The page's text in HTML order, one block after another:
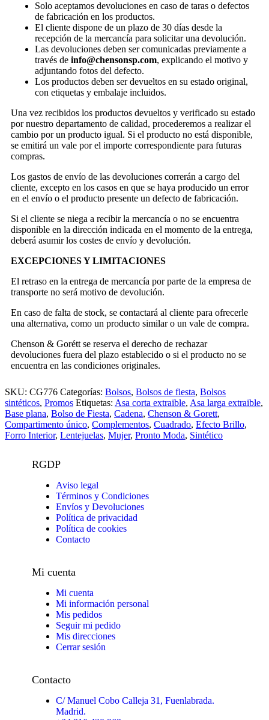
Solo aceptamos devoluciones en caso de taras o defectos
de fabricación en los productos.
El cliente dispone de un plazo de 30 días desde la
recepción de la mercancía para solicitar una devolución.
Las devoluciones deben ser comunicadas previamente a
través de info@chensonsp.com, explicando el motivo y
adjuntando fotos del defecto.
Los productos deben ser devueltos en su estado original,
con etiquetas y embalaje incluidos.
Una vez recibidos los productos devueltos y verificado su estado
por nuestro departamento de calidad, procederemos a realizar el
cambio por un producto igual. Si el producto no está disponible,
se emitirá un vale por el importe correspondiente para futuras
compras.
Los gastos de envío de las devoluciones correrán a cargo del
cliente, excepto en los casos en que se haya producido un error
en el envío o el producto presente un defecto de fabricación.
Si el cliente se niega a recibir la mercancía o no se encuentra
disponible en la dirección indicada en el momento de la entrega,
deberá asumir los costes de envío y devolución.
EXCEPCIONES Y LIMITACIONES
El retraso en la entrega de mercancía por parte de la empresa de
transporte no será motivo de devolución.
En caso de falta de stock, se contactará al cliente para ofrecerle
una alternativa, como un producto similar o un vale de compra.
Chenson & Gorétt se reserva el derecho de rechazar
devoluciones fuera del plazo establecido o si el producto no se
encuentra en las condiciones originales.
SKU: CG776 Categorías: Bolsos, Bolsos de fiesta, Bolsos
sintéticos, Promos Etiquetas: Asa corta extraible, Asa larga extraible,
Base plana, Bolso de Fiesta, Cadena, Chenson & Gorett,
Compartimento único, Complementos, Cuadrado, Efecto Brillo,
Forro Interior, Lentejuelas, Mujer, Pronto Moda, Sintético
RGDP
Aviso legal
Términos y Condiciones
Envíos y Devoluciones
Política de privacidad
Política de cookies
Contacto
Mi cuenta
Mi cuenta
Mi información personal
Mis pedidos
Seguir mi pedido
Mis direcciones
Cerrar sesión
Contacto
C/ Manuel Cobo Calleja 31, Fuenlabrada.
Madrid.